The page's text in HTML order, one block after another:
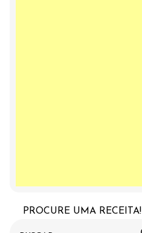
PROCURE UMA RECEITA!